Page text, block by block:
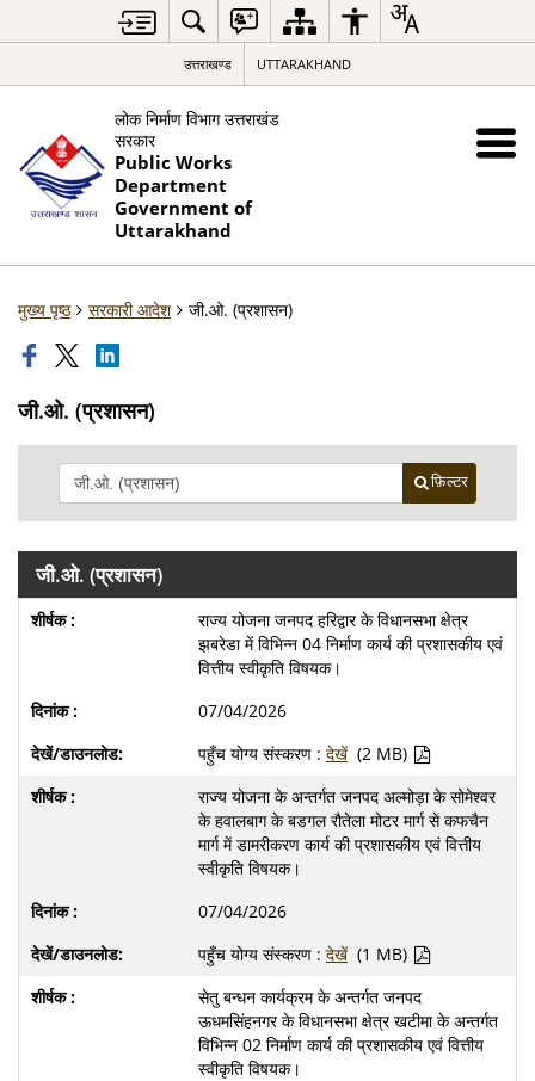
उत्तराखण्ड UTTARAKHAND
लोक निर्माण विभाग उत्तराखंड
सरकार
Public Works
Department
Government of
Uttarakhand
मुख्य पृष्ठ सरकारी आदेश जी.ओ. (प्रशासन)
जी.ओ. (प्रशासन)
फ़िल्टर
जी.ओ. (प्रशासन)
राज्य योजना जनपद हरिद्वार के विधानसभा क्षेत्र
झबरेडा में विभिन्न 04 निर्माण कार्य की प्रशासकीय एवं
वित्तीय स्वीकृति विषयक।
07/04/2026
पहुँच योग्य संस्करण : देखें (2 MB)
राज्य योजना के अन्तर्गत जनपद अल्मोड़ा के सोमेश्वर
के हवालबाग के बडगल रौतेला मोटर मार्ग से कफचैन
मार्ग में डामरीकरण कार्य की प्रशासकीय एवं वित्तीय
स्वीकृति विषयक।
07/04/2026
पहुँच योग्य संस्करण : देखें (1 MB)
सेतु बन्धन कार्यक्रम के अन्तर्गत जनपद
ऊधमसिंहनगर के विधानसभा क्षेत्र खटीमा के अन्तर्गत
विभिन्न 02 निर्माण कार्य की प्रशासकीय एवं वित्तीय
स्वीकृति विषयक।